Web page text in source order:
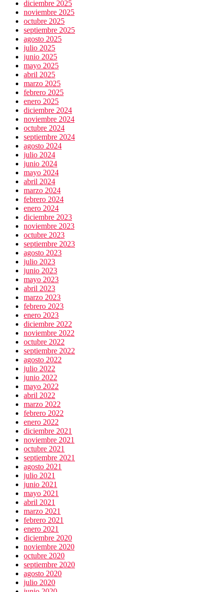
diciembre 2025
noviembre 2025
octubre 2025
septiembre 2025
agosto 2025
julio 2025
junio 2025
mayo 2025
abril 2025
marzo 2025
febrero 2025
enero 2025
diciembre 2024
noviembre 2024
octubre 2024
septiembre 2024
agosto 2024
julio 2024
junio 2024
mayo 2024
abril 2024
marzo 2024
febrero 2024
enero 2024
diciembre 2023
noviembre 2023
octubre 2023
septiembre 2023
agosto 2023
julio 2023
junio 2023
mayo 2023
abril 2023
marzo 2023
febrero 2023
enero 2023
diciembre 2022
noviembre 2022
octubre 2022
septiembre 2022
agosto 2022
julio 2022
junio 2022
mayo 2022
abril 2022
marzo 2022
febrero 2022
enero 2022
diciembre 2021
noviembre 2021
octubre 2021
septiembre 2021
agosto 2021
julio 2021
junio 2021
mayo 2021
abril 2021
marzo 2021
febrero 2021
enero 2021
diciembre 2020
noviembre 2020
octubre 2020
septiembre 2020
agosto 2020
julio 2020